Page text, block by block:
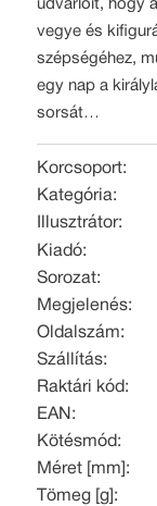
udvarlóit, hogy
vegye és
szépségéhez,
egy nap a
sorsát…
Korcsoport:
Kategória:
Illusztrátor:
Kiadó:
Sorozat:
Megjelenés:
Oldalszám:
Szállítás:
Raktári kód:
EAN:
Kötésmód:
Méret [mm]:
Tömeg [g]: